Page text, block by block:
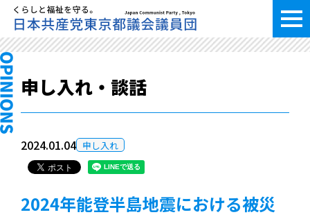
申し入れ・談話
2024.01.04 申し入れ
2024年能登半島地震における被災